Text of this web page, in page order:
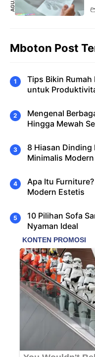
Mboton Post
Tips Bikin Rumah
untuk
Mengenal
Hingga Mewah
8 Hiasan Dinding
Minimalis Modern
Apa Itu
Modern Estetis
10 Pilihan Sofa
Nyaman Ideal